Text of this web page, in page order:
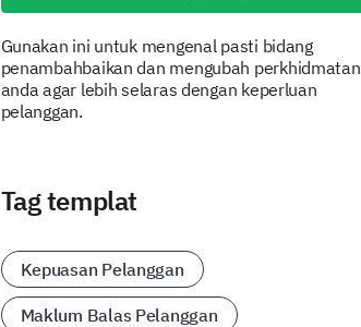
Gunakan ini untuk mengenal pasti bidang
penambahbaikan dan mengubah perkhidmatan
anda agar lebih selaras dengan keperluan
pelanggan.
Tag templat
Kepuasan Pelanggan
Maklum Balas Pelanggan